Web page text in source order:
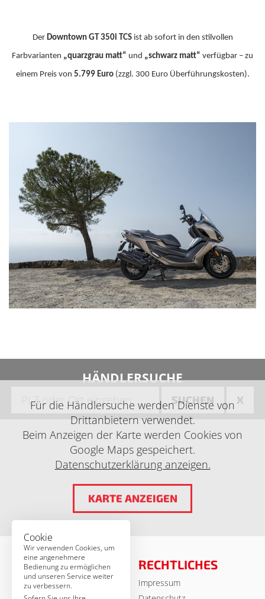
Der Downtown GT 350i TCSist ab sofort in den stilvollen
Farbvarianten „quarzgrau matt“ und „schwarz matt“ verfügbar – zu
einem Preis von 5.799 Euro(zzgl. 300 Euro Überführungskosten).
HÄNDLERSUCHE
SUCHEN X
Für die Händlersuche werden Dienste von
Drittanbietern verwendet.
Beim Anzeigen der Karte werden Cookies von
Google Maps gespeichert.
Datenschutzerklärung anzeigen.
KARTE ANZEIGEN
© MSA Germany 2026
RECHTLICHES
Impressum
Cookie
Wir verwenden Cookies, um
eine angenehmere
Bedienung zu ermöglichen
und unseren Service weiter
zu verbessern.